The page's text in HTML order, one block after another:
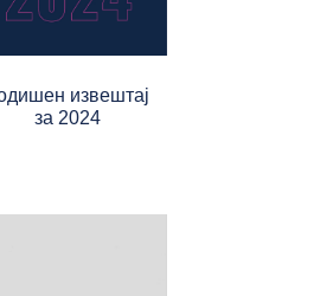
извештај
за 2024